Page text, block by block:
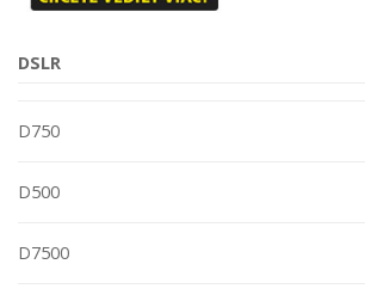
DSLR
D750
D500
D7500